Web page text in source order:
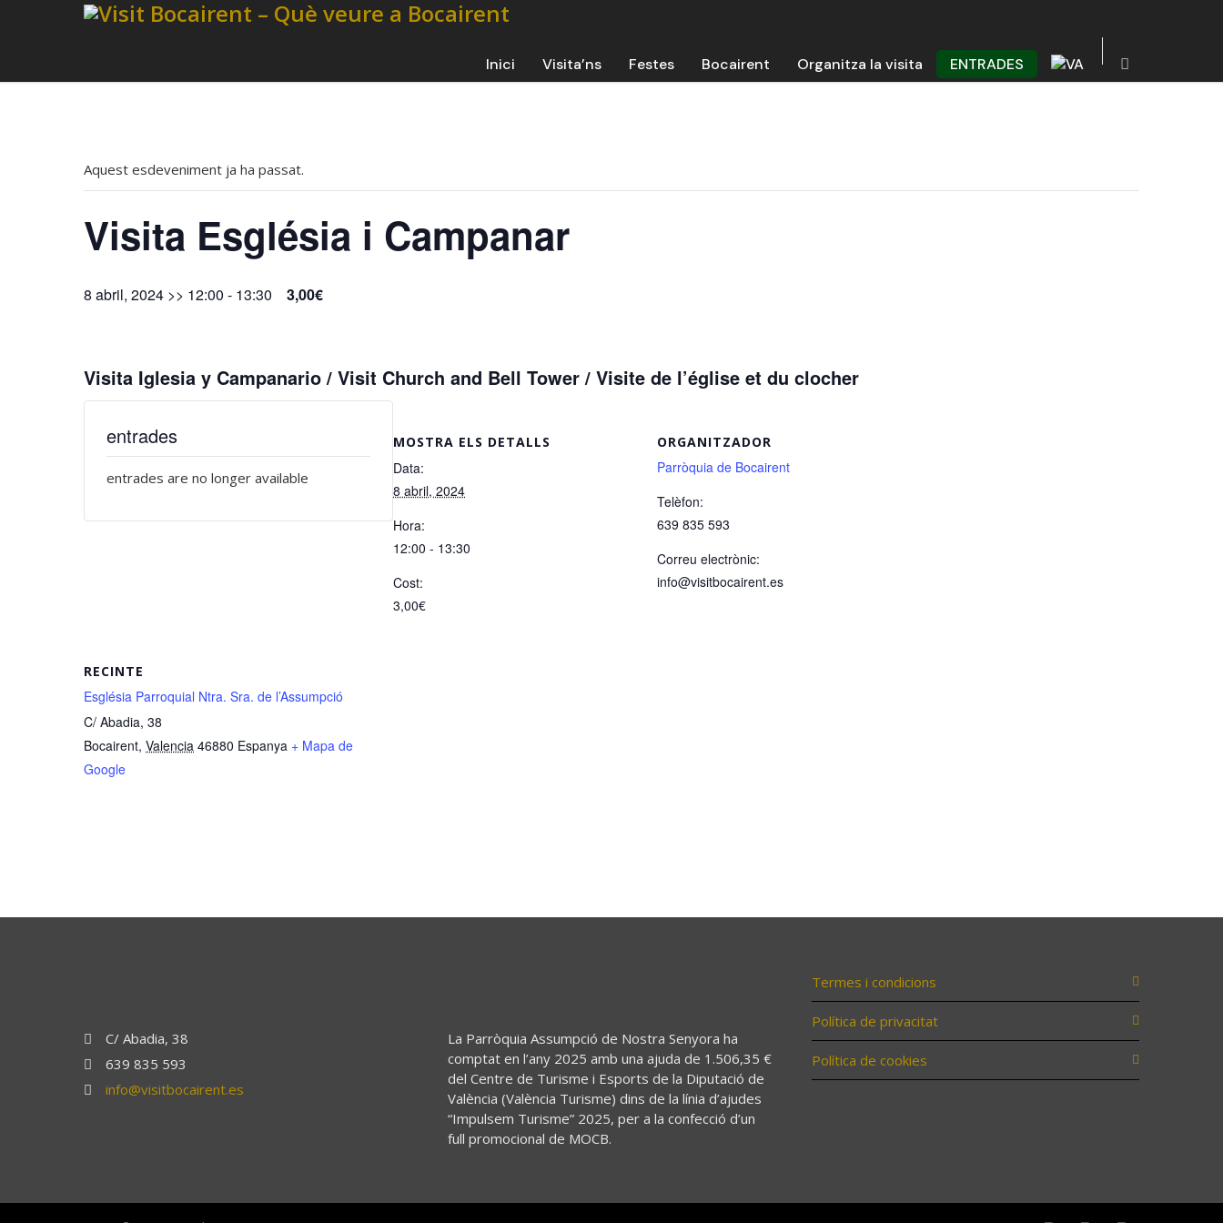
Inici Visita’ns Festes Bocairent Organitza la visita ENTRADES
Aquest esdeveniment ja ha passat.
Visita Església i Campanar
8 abril, 2024 >> 12:00 - 13:30 3,00€
Visita Iglesia y Campanario / Visit Church and Bell Tower / Visite de l’église et du clocher
MOSTRA ELS DETALLS
Data:
8 abril, 2024
Hora:
12:00 - 13:30
Cost:
3,00€
ORGANITZADOR
Parròquia de Bocairent
Telèfon:
639 835 593
Correu electrònic:
info@visitbocairent.es
RECINTE
Església Parroquial Ntra. Sra. de l’Assumpció
C/ Abadia, 38
Bocairent, Valencia 46880 Espanya + Mapa de
Google
entrades
entrades are no longer available
C/ Abadia, 38
639 835 593
info@visitbocairent.es
La Parròquia Assumpció de Nostra Senyora ha
comptat en l’any 2025 amb una ajuda de 1.506,35 €
del Centre de Turisme i Esports de la Diputació de
València (València Turisme) dins de la línia d’ajudes
“Impulsem Turisme” 2025, per a la confecció d’un
full promocional de MOCB.
Termes i condicions
Política de privacitat
Política de cookies